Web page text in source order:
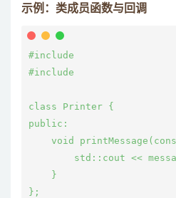
示例：类成员函数与回调
#include
#include
class Printer {
public:
void
std::cout <<
    }
};